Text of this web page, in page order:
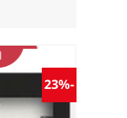
-23%